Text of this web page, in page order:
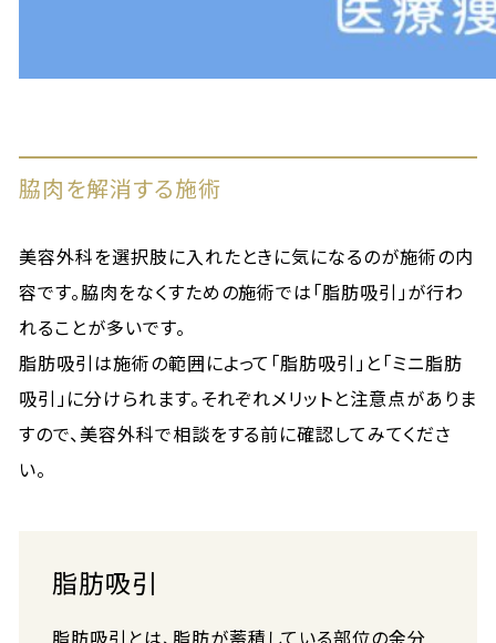
脇肉を解消する施術
美容外科を選択肢に入れたときに気になるのが施術の内
容です。脇肉をなくすための施術では「脂肪吸引」が行わ
れることが多いです。
脂肪吸引は施術の範囲によって「脂肪吸引」と「ミニ脂肪
吸引」に分けられます。それぞれメリットと注意点がありま
すので、美容外科で相談をする前に確認してみてくださ
い。
脂肪吸引
脂肪吸引とは、脂肪が蓄積している部位の余分